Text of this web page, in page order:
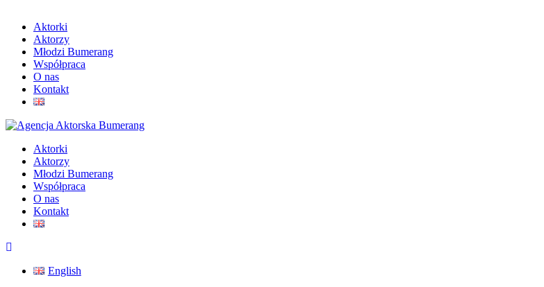
Aktorki
Aktorzy
Młodzi Bumerang
Współpraca
O nas
Kontakt
Aktorki
Aktorzy
Młodzi Bumerang
Współpraca
O nas
Kontakt
English